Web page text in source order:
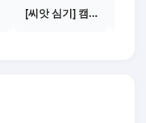
[씨앗 심기] 캠페인 전환하기